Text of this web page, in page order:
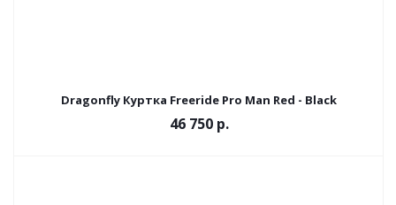
Dragonfly Куртка Freeride Pro Man Red - Black
46 750 р.